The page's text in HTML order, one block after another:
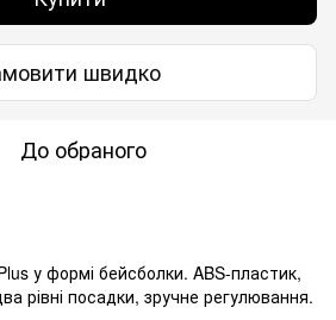
швидко
До обраного
у формі бейсболки. ABS-пластик,
рівні посадки, зручне регулювання.